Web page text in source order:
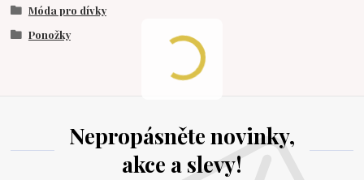
Móda pro dívky
Ponožky
Nepropásněte novinky,
akce a slevy!